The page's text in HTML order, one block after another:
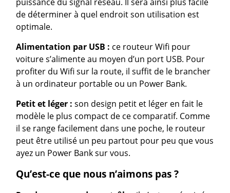
de déterminer à quel endroit son utilisation est
optimale.
Alimentation par USB : ce routeur Wifi pour
voiture s’alimente au moyen d’un port USB. Pour
profiter du Wifi sur la route, il suffit de le brancher
à un ordinateur portable ou un Power Bank.
Petit et léger : son design petit et léger en fait le
modèle le plus compact de ce comparatif. Comme
il se range facilement dans une poche, le routeur
peut être utilisé un peu partout pour peu que vous
ayez un Power Bank sur vous.
Qu’est-ce que nous n’aimons pas ?